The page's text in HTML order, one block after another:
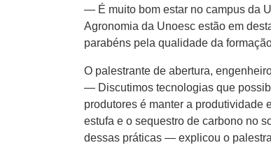
— É muito bom estar no campus da
Agronomia da Unoesc estão em
parabéns pela qualidade da
O palestrante de abertura,
— Discutimos tecnologias que
produtores é manter a produtividade
estufa e o sequestro de carbono no
dessas práticas — explicou o